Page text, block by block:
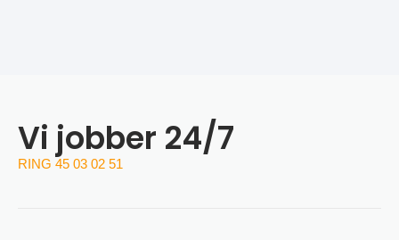
Vi jobber 24/7
RING 45 03 02 51